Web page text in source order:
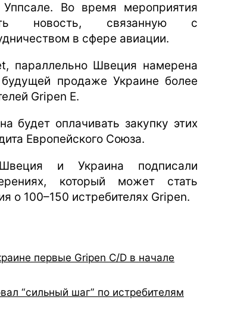
Во время мероприятия
новость, связанную с
в сфере авиации.
параллельно Швеция намерена
продаже Украине более
Gripen E.
будет оплачивать закупку этих
Европейского Союза.
и Украина подписали
который может стать
о 100–150 истребителях Gripen.
первые Gripen C/D в начале
“сильный шаг” по истребителям